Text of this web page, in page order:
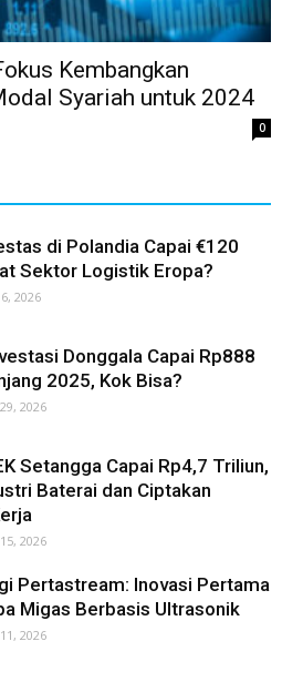
Kembangkan
Syariah untuk 2024
0
di Polandia Capai €120
Sektor Logistik Eropa?
2026
Donggala Capai Rp888
2025, Kok Bisa?
2026
Setangga Capai Rp4,7 Triliun,
Baterai dan Ciptakan
2026
Pertastream: Inovasi Pertama
Migas Berbasis Ultrasonik
2026